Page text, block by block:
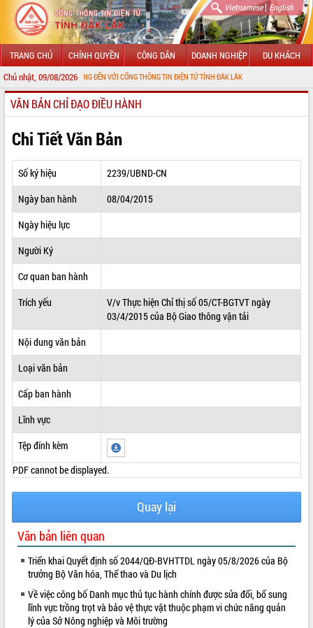
Vietnamese| English
TRANG CHỦ CHÍNH QUYỀN CÔNG DÂN DOANH NGHIỆP DU KHÁCH
Chủ nhật, 09/08/2026
CHÀO MỪNG ĐẾN VỚI CỔNG THÔNG TIN ĐIỆN TỬ TỈNH ĐẮK LẮK
GIỚI THIỆU
LÃNH ĐẠO UBND TỈNH
TIN TỨC SỰ KIỆN
SỞ, BAN, NGÀNH
THÔNG TIN CHỈ ĐẠO ĐIỀU HÀNH
HỆ THỐNG VĂN BẢN
VĂN BẢN HĐND TỈNH
ĐIỂM TIN VĂN BẢN
VĂN BẢN CHỈ ĐẠO ĐIỀU HÀNH
Chi Tiết Văn Bản
Số ký hiệu
2239/UBND-CN
Ngày ban hành
08/04/2015
Ngày hiệu lực
Người Ký
Cơ quan ban hành
Trích yếu
V/v Thực hiện Chỉ thị số 05/CT-BGTVT ngày
03/4/2015 của Bộ Giao thông vận tải
Nội dung văn bản
Loại văn bản
Cấp ban hành
Lĩnh vực
Tệp đính kèm
PDF cannot be displayed.
Quay lại
Văn bản liên quan
Triển khai Quyết định số 2044/QĐ-BVHTTDL ngày 05/8/2026 của Bộ
trưởng Bộ Văn hóa, Thể thao và Du lịch
Về việc công bố Danh mục thủ tục hành chính được sửa đổi, bổ sung
lĩnh vực trồng trọt và bảo vệ thực vật thuộc phạm vi chức năng quản
lý của Sở Nông nghiệp và Môi trường